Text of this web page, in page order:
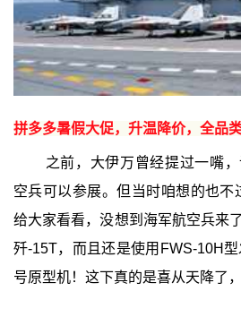
拼多多暑假大促，升温降价，全品
之前，大伊万曾经提过一嘴
空兵可以参展。但当时咱想的也不
给大家看看，没想到海军航空兵来
歼-15T，而且还是使用FWS-10H
号原型机！这下真的是喜从天降了